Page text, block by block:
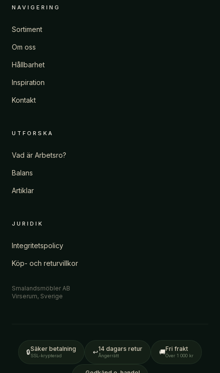
NAVIGERING
Sortiment
Om oss
Hållbarhet
Inspiration
Kontakt
UTFORSKA
Vad är Arbetsro?
Balans
Artiklar
JURIDIK
Integritetspolicy
Köp- och returvillkor
Smalandsmöbler AB
Virserum, Sverige
🔒Säker betalning
SSL-krypterad ↩14 dagars retur
Ångerrätt 🚚Fri frakt
Över 1 000 kr